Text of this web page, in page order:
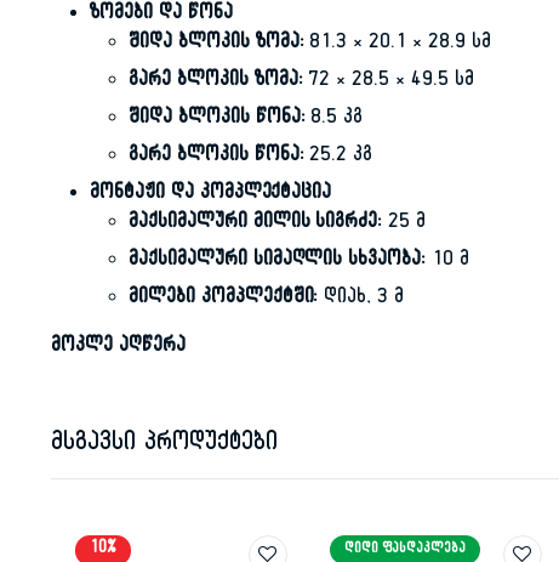
ზომები და წონა
შიდა ბლოკის ზომა:81.3 × 20.1 × 28.9 სმ
გარე ბლოკის ზომა:72 × 28.5 × 49.5 სმ
შიდა ბლოკის წონა:8.5 კგ
გარე ბლოკის წონა:25.2 კგ
მონტაჟი და კომპლექტაცია
მაქსიმალური მილის სიგრძე: 25 მ
მაქსიმალური სიმაღლის სხვაობა: 10 მ
მილები კომპლექტში: დიახ, 3 მ
მოკლე აღწერა
მსგავსი პროდუქტები
10% ᲓᲘᲓᲘ ᲤᲐᲡᲓᲐᲙᲚᲔᲑᲐ